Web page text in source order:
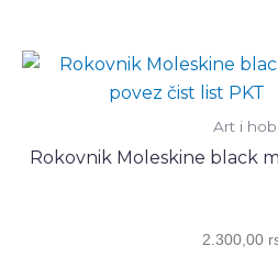
Art i
Rokovnik Moleskine black
2.300,00